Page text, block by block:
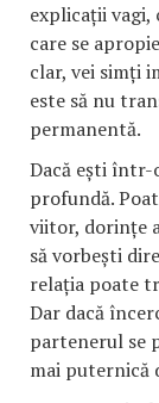
explicații vagi,
care se
clar, vei simți
este să nu
permanentă.
Dacă ești într-
profundă.
viitor, dorințe
să vorbești
relația poate
Dar dacă
partenerul se
mai puternică